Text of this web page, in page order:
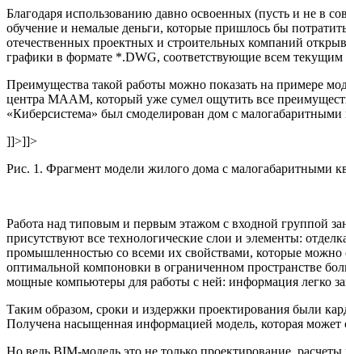
Благодаря использованию давно освоенных (пусть и не в
обучение и немалые деньги, которые пришлось бы
отечественных проектных и строительных компаний
графики в формате *.DWG, соответствующие всем
Преимущества такой работы можно показать на примере
центра МААМ, который уже сумел ощутить все
«Киберсистема» был смоделирован дом с малогабаритными
]]>]]>
Рис. 1. Фрагмент модели жилого дома с малогабаритными
Работа над типовым и первым этажом с входной группой
присутствуют все технологические слои и элементы:
промышленностью со всеми их свойствами, которые можно
оптимальной компоновки в ограниченном пространстве
мощные компьютеры для работы с ней: информация легко
Таким образом, сроки и издержки проектирования были
Получена насыщенная информацией модель, которая может
Но ведь BIM-модель это не только проектирование,